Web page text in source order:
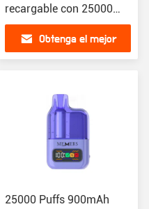
recargable con 25000
bocanadas
Obtenga el mejor
25000 Puffs 900mAh